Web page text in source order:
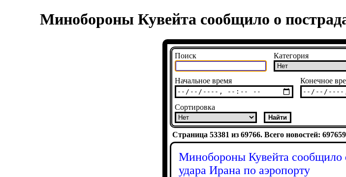
Минобороны Кувейта сообщило о
Поиск Категория
Начальное время Конечное
Сортировка
Страница 53381 из 69766. Всего новостей:
Минобороны Кувейта сообщило
удара Ирана по аэропорту